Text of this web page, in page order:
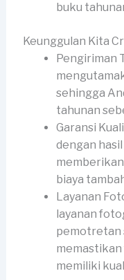
buku
Keunggulan Kita
Pengiriman
sehingga
tahunan
Garansi
dengan
biaya
Layanan
layanan
pemotretan
memiliki